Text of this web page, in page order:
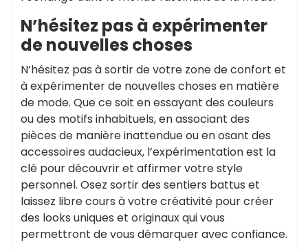
N’hésitez pas à expérimenter
de nouvelles choses
N’hésitez pas à sortir de votre zone de confort et
à expérimenter de nouvelles choses en matière
de mode. Que ce soit en essayant des couleurs
ou des motifs inhabituels, en associant des
pièces de manière inattendue ou en osant des
accessoires audacieux, l’expérimentation est la
clé pour découvrir et affirmer votre style
personnel. Osez sortir des sentiers battus et
laissez libre cours à votre créativité pour créer
des looks uniques et originaux qui vous
permettront de vous démarquer avec confiance.